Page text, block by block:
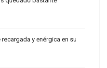
y enérgica en su